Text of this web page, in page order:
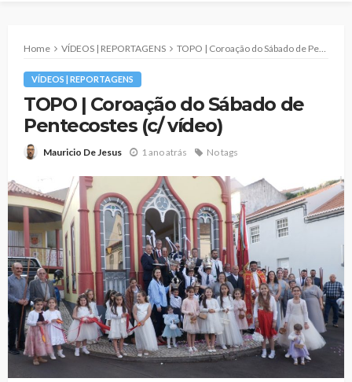
Home VÍDEOS | REPORTAGENS TOPO | Coroação do Sábado de Pentecostes (c/ vídeo)
VÍDEOS | REPORTAGENS
TOPO | Coroação do Sábado de
Pentecostes (c/ vídeo)
Mauricio De Jesus 1 ano atrás No tags